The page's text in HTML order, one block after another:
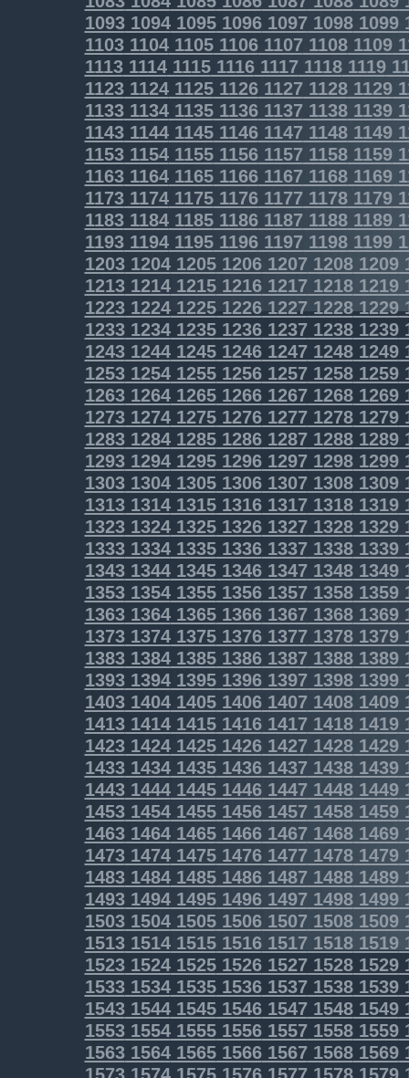
1093109410951096109710981099
1103110411051106110711081109
1113111411151116111711181119
11231124112511261127 11281129
11331134113511361137 11381139
11431144114511461147 11481149
11531154115511561157 11581159
11631164116511661167 11681169
11731174117511761177 11781179
11831184118511861187 11881189
11931194119511961197 11981199
12031204120512061207 12081209
12131214121512161217 12181219
1223122412251226122712281229
1233123412351236123712381239
1243124412451246124712481249
1253125412551256125712581259
1263126412651266126712681269
1273127412751276127712781279
1283128412851286128712881289
1293129412951296129712981299
1303130413051306130713081309
1313131413151316131713181319
1323132413251326132713281329
1333133413351336133713381339
1343134413451346134713481349
1353135413551356135713581359
1363136413651366136713681369
1373137413751376137713781379
1383138413851386138713881389
1393139413951396139713981399
14031404140514061407 14081409
14131414141514161417 14181419
1423142414251426142714281429
14331434143514361437 14381439
14431444144514461447 14481449
14531454145514561457 14581459
14631464146514661467 14681469
14731474147514761477 14781479
14831484148514861487 14881489
14931494149514961497 14981499
15031504150515061507 15081509
15131514151515161517 15181519
1523152415251526152715281529
1533153415351536153715381539
1543154415451546154715481549
1553155415551556155715581559
1563156415651566156715681569